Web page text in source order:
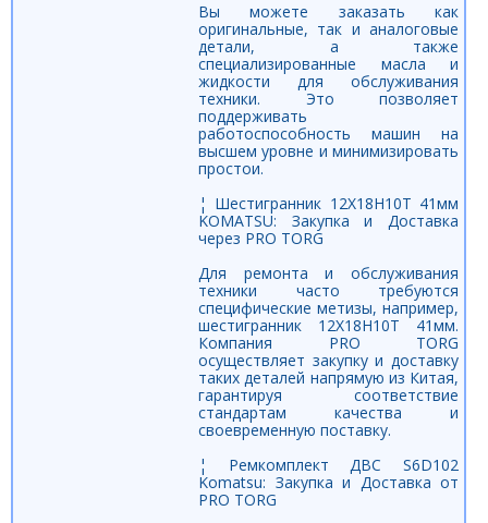
Вы можете заказать как
оригинальные, так и аналоговые
детали, а также
специализированные масла и
жидкости для обслуживания
техники. Это позволяет
поддерживать
работоспособность машин на
высшем уровне и минимизировать
простои.
¦ Шестигранник 12Х18Н10Т 41мм
KOMATSU: Закупка и Доставка
через PRO TORG
Для ремонта и обслуживания
техники часто требуются
специфические метизы, например,
шестигранник 12Х18Н10Т 41мм.
Компания PRO TORG
осуществляет закупку и доставку
таких деталей напрямую из Китая,
гарантируя соответствие
стандартам качества и
своевременную поставку.
¦ Ремкомплект ДВС S6D102
Komatsu: Закупка и Доставка от
PRO TORG